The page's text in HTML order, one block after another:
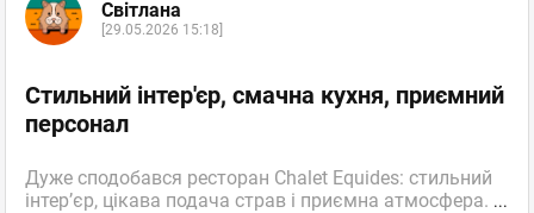
Світлана
[29.05.2026 15:18]
Стильний інтер'єр, смачна кухня, приємний
персонал
Дуже сподобався ресторан Chalet Equides: стильний
інтер’єр, цікава подача страв і приємна атмосфера. ...